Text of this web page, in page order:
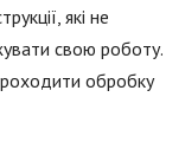
які не
свою роботу.
обробку